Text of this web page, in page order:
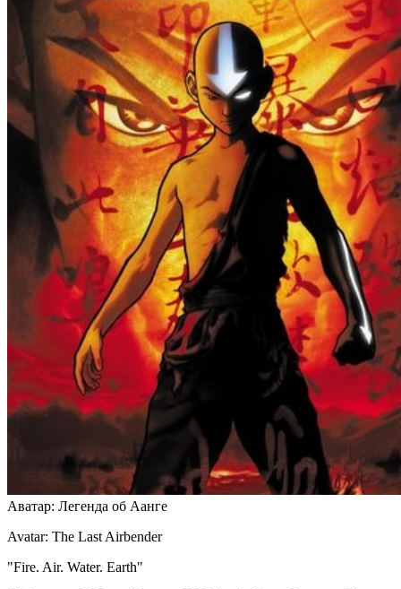
Аватар: Легенда об Аанге
Avatar: The Last Airbender
"Fire. Air. Water. Earth"